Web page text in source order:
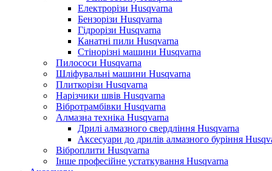
Електрорізи Husqvarna
Бензорізи Husqvarna
Гідрорізи Husqvarna
Канатні пили Husqvarna
Стінорізні машини Husqvarna
Пилососи Husqvarna
Шліфувальні машини Husqvarna
Плиткорізи Husqvarna
Нарізчики швів Husqvarna
Вібротрамбівки Husqvarna
Алмазна техніка Husqvarna
Дрилі алмазного свердління Husqvarna
Аксесуари до дрилів алмазного буріння
Віброплити Husqvarna
Інше професійне устаткування Husqvarna